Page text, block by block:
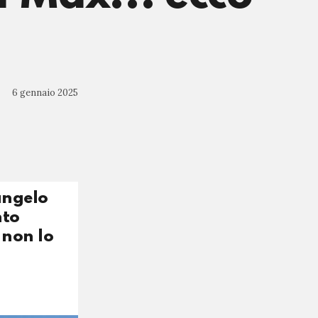
6 gennaio 2025
non lo